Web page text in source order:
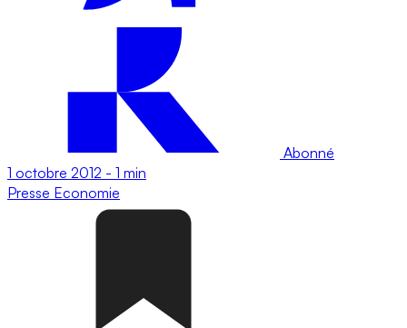
Abonné
1 octobre 2012 - 1 min
Presse Economie